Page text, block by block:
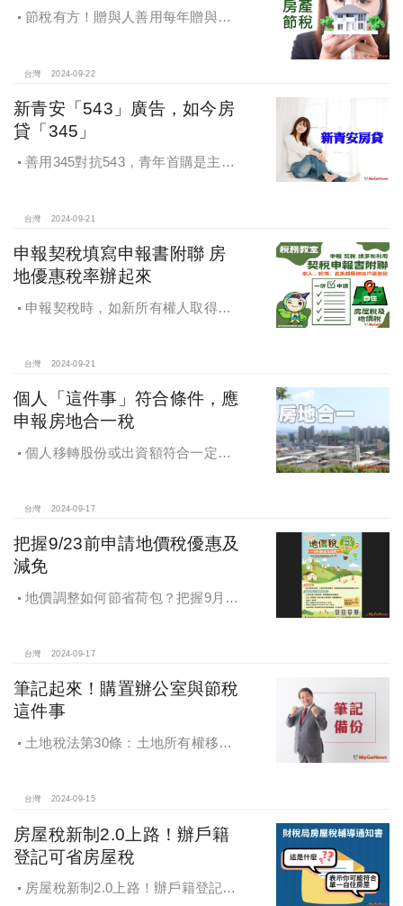
節稅有方！贈與人善用每年贈與稅
台灣 2024-09-22
新青安「543」廣告，如今房
貸「345」
善用345對抗543，青年首購是主
市場回歸正軌，投資客無利可圖，是
台灣 2024-09-21
申報契稅填寫申報書附聯 房
地優惠稅率辦起來
申報契稅時，如新所有權人取得房
房屋稅及地價稅優惠稅率之申請。
台灣 2024-09-21
個人「這件事」符合條件，應
申報房地合一稅
個人移轉股份或出資額符合一定條
台灣 2024-09-17
把握9/23前申請地價稅優惠及
減免
地價調整如何節省荷包？把握9月23
台灣 2024-09-17
筆記起來！購置辦公室與節稅
這件事
土地稅法第30條：土地所有權移轉
台灣 2024-09-15
房屋稅新制2.0上路！辦戶籍
登記可省房屋稅
房屋稅新制2.0上路！辦戶籍登記可